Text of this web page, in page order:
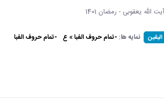
الله یعقوبی - رمضان 1401
نمایه ها: -تمام حروف الفبا » ع -تمام حروف الفبا